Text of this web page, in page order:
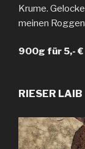
Krume.
meinen
900g für 5,- €
RIESER LAIB